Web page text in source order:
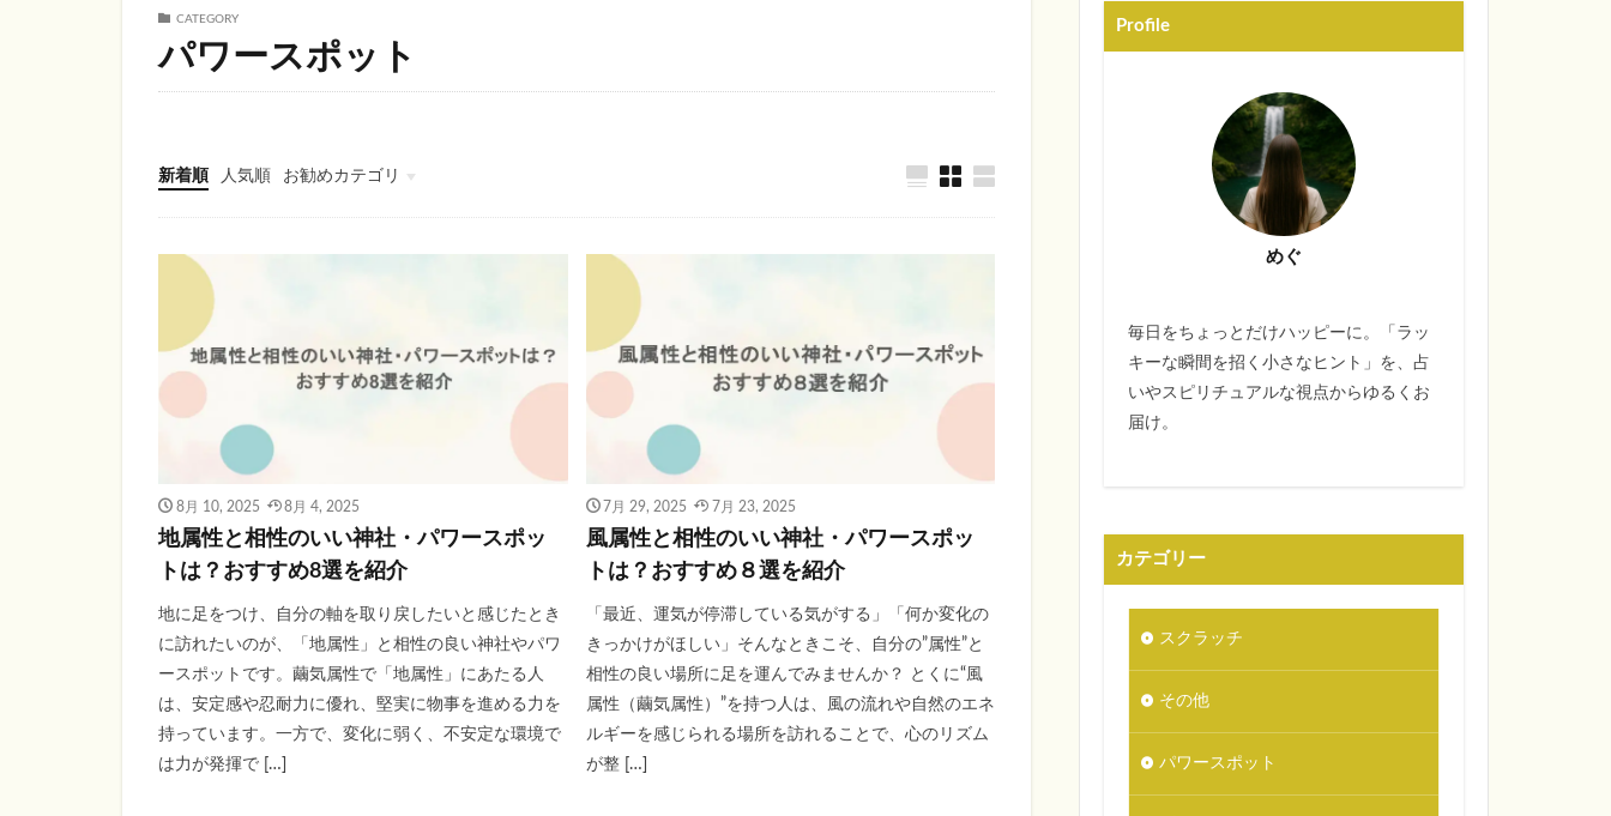
CATEGORY
パワースポット
新着順 人気順 お勧めカテゴリ
スクラッチ
占い・スピリチュアル
パワースポット
8月 10, 2025 8月 4, 2025
地属性と相性のいい神社・パワースポッ
トは？おすすめ8選を紹介
地に足をつけ、自分の軸を取り戻したいと感じたとき
に訪れたいのが、「地属性」と相性の良い神社やパワ
ースポットです。繭気属性で「地属性」にあたる人
は、安定感や忍耐力に優れ、堅実に物事を進める力を
持っています。一方で、変化に弱く、不安定な環境で
は力が発揮で […]
7月 29, 2025 7月 23, 2025
風属性と相性のいい神社・パワースポッ
トは？おすすめ８選を紹介
「最近、運気が停滞している気がする」「何か変化の
きっかけがほしい」そんなときこそ、自分の”属性”と
相性の良い場所に足を運んでみませんか？ とくに“風
属性（繭気属性）”を持つ人は、風の流れや自然のエネ
ルギーを感じられる場所を訪れることで、心のリズム
が整 […]
Profile
めぐ
毎日をちょっとだけハッピーに。「ラッ
キーな瞬間を招く小さなヒント」を、占
いやスピリチュアルな視点からゆるくお
届け。
カテゴリー
スクラッチ
その他
パワースポット